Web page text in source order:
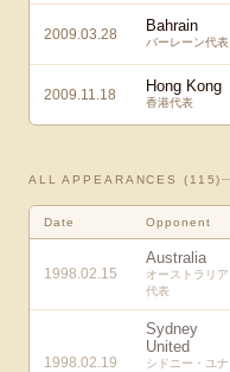
2009.03.28 Bahrain
バーレーン代表
2009.11.18 Hong Kong
香港代表
ALL APPEARANCES ( 115)
Date Opponent
1998.02.15
Australia
オーストラリア
代表
1998.02.19
Sydney
United
シドニー・ユナ